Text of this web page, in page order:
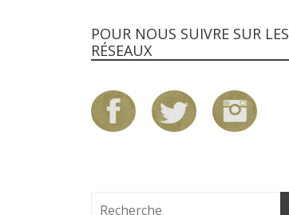
POUR NOUS SUIVRE SUR LES
RÉSEAUX